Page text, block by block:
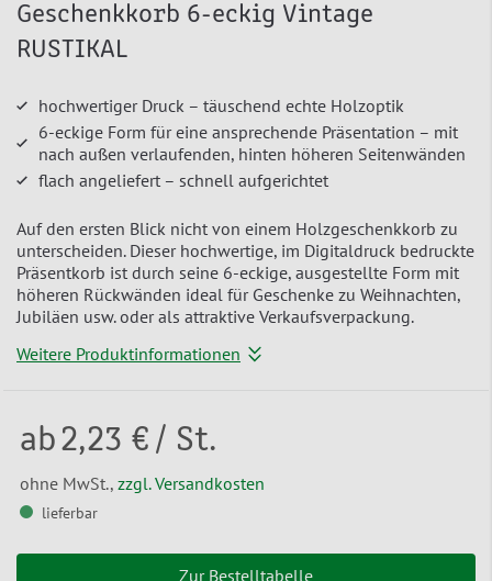
Geschenkkorb 6-eckig Vintage
RUSTIKAL
hochwertiger Druck – täuschend echte Holzoptik
6-eckige Form für eine ansprechende Präsentation – mit
nach außen verlaufenden, hinten höheren Seitenwänden
flach angeliefert – schnell aufgerichtet
Auf den ersten Blick nicht von einem Holzgeschenkkorb zu
unterscheiden. Dieser hochwertige, im Digitaldruck bedruckte
Präsentkorb ist durch seine 6-eckige, ausgestellte Form mit
höheren Rückwänden ideal für Geschenke zu Weihnachten,
Jubiläen usw. oder als attraktive Verkaufsverpackung.
Weitere Produktinformationen
ab2,23 € / St.
ohne MwSt., zzgl. Versandkosten
lieferbar
Zur Bestelltabelle